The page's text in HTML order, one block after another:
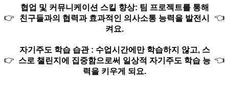
👉
협업 및 커뮤니케이션 스킬 향상: 팀 프로젝트를 통해
친구들과의 협력과 효과적인 의사소통 능력을 발전시
켜요.
👈
👉
자기주도 학습 습관 : 수업시간에만 학습하지 않고, 스
스로 챌린지에 집중함으로써 일상적 자기주도 학습 능
력을 키우게 되요.
👈